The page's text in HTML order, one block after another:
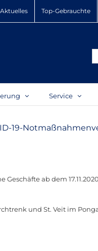
Aktuelles Top-Gebrauchte
Service
19-
ab dem
und St. Veit im